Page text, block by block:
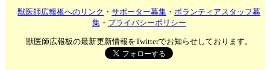
獣医師広報板へのリンク ・サポーター募集 ・ボランティアスタッフ募
集・ プライバシーポリシー
獣医師広報板の最新更新情報をTwitterでお知らせしております。